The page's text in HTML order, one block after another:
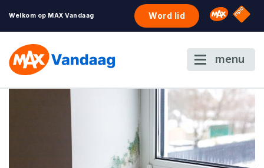
Welkom op MAX Vandaag Word lid Omroep
NPO
menu